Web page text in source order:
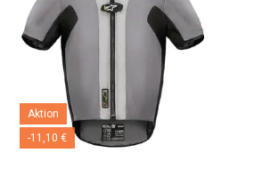
Aktion
-11,10 €